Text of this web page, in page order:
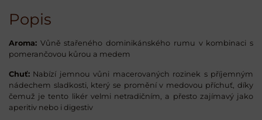
Popis
Aroma: Vůně stařeného dominikánského rumu v kombinaci s
pomerančovou kůrou a medem
Chuť: Nabízí jemnou vůni macerovaných rozinek s příjemným
nádechem sladkosti, který se promění v medovou příchuť, díky
čemuž je tento likér velmi netradičním, a přesto zajímavý jako
aperitiv nebo i digestiv